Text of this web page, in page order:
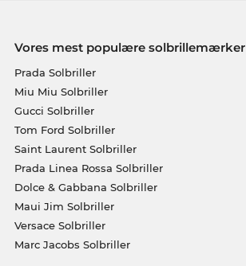
Vores mest populære solbrillemærker
Prada Solbriller
Miu Miu Solbriller
Gucci Solbriller
Tom Ford Solbriller
Saint Laurent Solbriller
Prada Linea Rossa Solbriller
Dolce & Gabbana Solbriller
Maui Jim Solbriller
Versace Solbriller
Marc Jacobs Solbriller